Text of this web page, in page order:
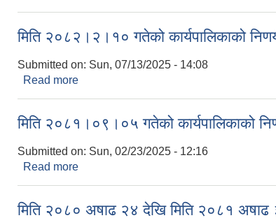
मिति २०८२।२।१० गतेको कार्यपालिकाको
Submitted on: Sun, 07/13/2025 - 14:08
Read more
मिति २०८१।०९।०५ गतेको कार्यपालिकाको
Submitted on: Sun, 02/23/2025 - 12:16
Read more
मिति २०८० अषाढ २४ देखि मिति २०८१ अषाढ